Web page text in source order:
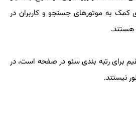
به موتورهای جستجو و کاربران در
برای رتبه بندی سئو در صفحه است، در
نیستند.